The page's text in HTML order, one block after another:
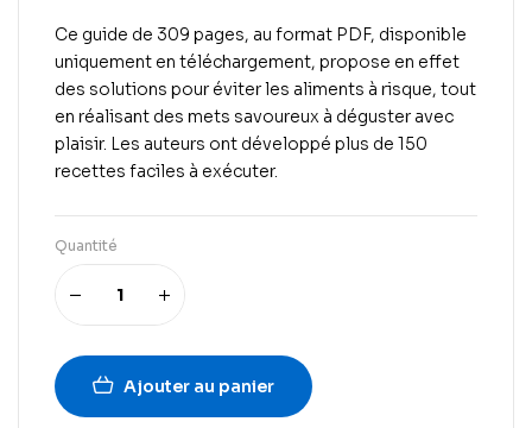
Ce guide de 309 pages, au format PDF, disponible
uniquement en téléchargement, propose en effet
des solutions pour éviter les aliments à risque, tout
en réalisant des mets savoureux à déguster avec
plaisir. Les auteurs ont développé plus de 150
recettes faciles à exécuter.
Quantité
Ajouter au panier